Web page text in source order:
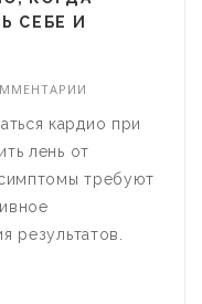
СЕБЕ И
кардио при
лень от
требуют
результатов.